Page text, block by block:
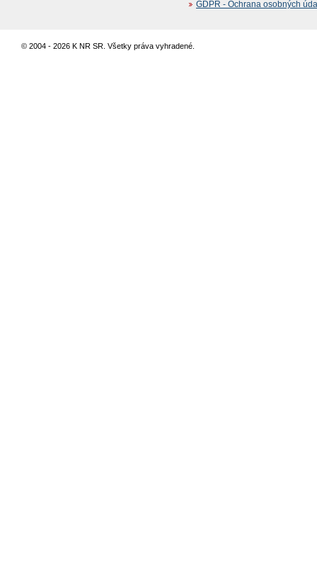
GDPR - Ochrana osobných
© 2004 - 2026 K NR SR. Všetky práva vyhradené.